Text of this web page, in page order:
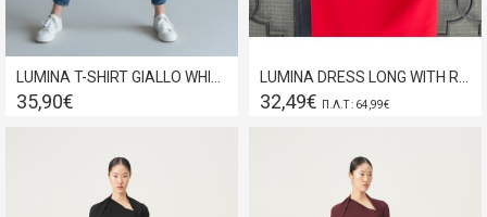
35,90€ 32,49€ Π.Λ.Τ : 64,99€